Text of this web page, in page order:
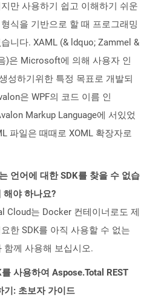
만 사용하기 쉽고 이해하기 쉬운
식을 기반으로 할 때 프로그래밍
니다. XAML (& ldquo; Zammel &
)은 Microsoft에 의해 사용자 인
성하기위한 특정 목표로 개발되
은 WPF의 코드 이름 인
Markup Language에 서있었
파일은 때때로 XOML 확장자로
언어에 대한 SDK를 찾을 수 없습
해야 하나요?
Cloud는 Docker 컨테이너로도 제
한 SDK를 아직 사용할 수 없는
함께 사용해 보십시오.
사용하여 Aspose.Total REST
기: 초보자 가이드